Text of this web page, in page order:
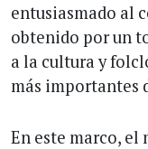
entusiasmado al
obtenido por un
a la cultura y
más importantes
En este marco,